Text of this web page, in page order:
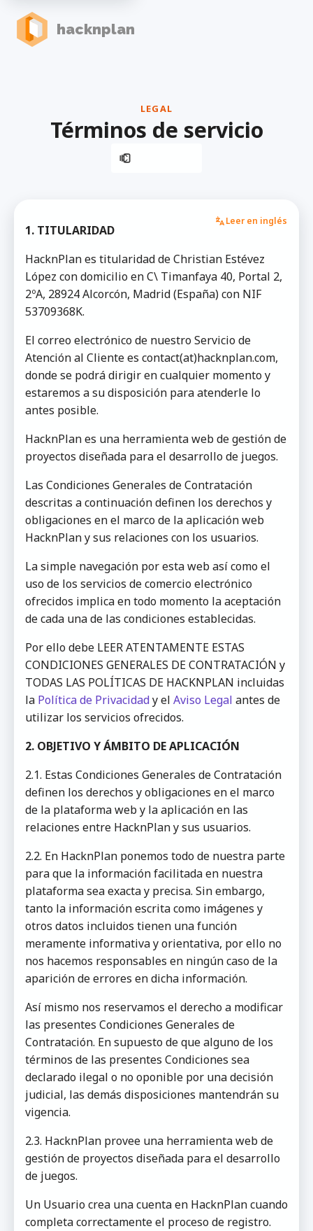
hacknplan
LEGAL
Términos de servicio
Leer en inglés
1. TITULARIDAD
HacknPlan es titularidad de Christian Estévez
López con domicilio en C\ Timanfaya 40, Portal 2,
2ºA, 28924 Alcorcón, Madrid (España) con NIF
53709368K.
El correo electrónico de nuestro Servicio de
Atención al Cliente es contact(at)hacknplan.com,
donde se podrá dirigir en cualquier momento y
estaremos a su disposición para atenderle lo
antes posible.
HacknPlan es una herramienta web de gestión de
proyectos diseñada para el desarrollo de juegos.
Las Condiciones Generales de Contratación
descritas a continuación definen los derechos y
obligaciones en el marco de la aplicación web
HacknPlan y sus relaciones con los usuarios.
La simple navegación por esta web así como el
uso de los servicios de comercio electrónico
ofrecidos implica en todo momento la aceptación
de cada una de las condiciones establecidas.
Por ello debe LEER ATENTAMENTE ESTAS
CONDICIONES GENERALES DE CONTRATACIÓN y
TODAS LAS POLÍTICAS DE HACKNPLAN incluidas
la Política de Privacidady el Aviso Legal antes de
utilizar los servicios ofrecidos.
2. OBJETIVO Y ÁMBITO DE APLICACIÓN
2.1. Estas Condiciones Generales de Contratación
definen los derechos y obligaciones en el marco
de la plataforma web y la aplicación en las
relaciones entre HacknPlan y sus usuarios.
2.2. En HacknPlan ponemos todo de nuestra parte
para que la información facilitada en nuestra
plataforma sea exacta y precisa. Sin embargo,
tanto la información escrita como imágenes y
otros datos incluidos tienen una función
meramente informativa y orientativa, por ello no
nos hacemos responsables en ningún caso de la
aparición de errores en dicha información.
Así mismo nos reservamos el derecho a modificar
las presentes Condiciones Generales de
Contratación. En supuesto de que alguno de los
términos de las presentes Condiciones sea
declarado ilegal o no oponible por una decisión
judicial, las demás disposiciones mantendrán su
vigencia.
2.3. HacknPlan provee una herramienta web de
gestión de proyectos diseñada para el desarrollo
de juegos.
Un Usuario crea una cuenta en HacknPlan cuando
completa correctamente el proceso de registro.